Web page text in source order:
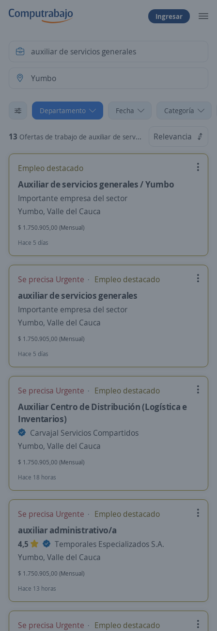
Ingresar
Departamento Fecha Categoría
13 Ofertas de trabajo de auxiliar de servicios generales en Yumbo, Valle del Cauca Relevancia
Empleo destacado
Auxiliar de servicios generales / Yumbo
Importante empresa del sector
Yumbo, Valle del Cauca
$ 1.750.905,00 (Mensual)
Hace 5 días
Se precisa Urgente Empleo destacado
auxiliar de servicios generales
Importante empresa del sector
Yumbo, Valle del Cauca
$ 1.750.905,00 (Mensual)
Hace 5 días
Se precisa Urgente Empleo destacado
Auxiliar Centro de Distribución (Logística e
Inventarios)
Carvajal Servicios Compartidos
Yumbo, Valle del Cauca
$ 1.750.905,00 (Mensual)
Hace 18 horas
Se precisa Urgente Empleo destacado
auxiliar administrativo/a
4,5
Temporales Especializados S.A.
Yumbo, Valle del Cauca
$ 1.750.905,00 (Mensual)
Hace 13 horas
Se precisa Urgente Empleo destacado